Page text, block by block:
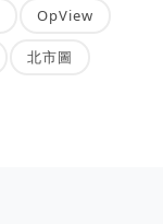
OpView
北市圖